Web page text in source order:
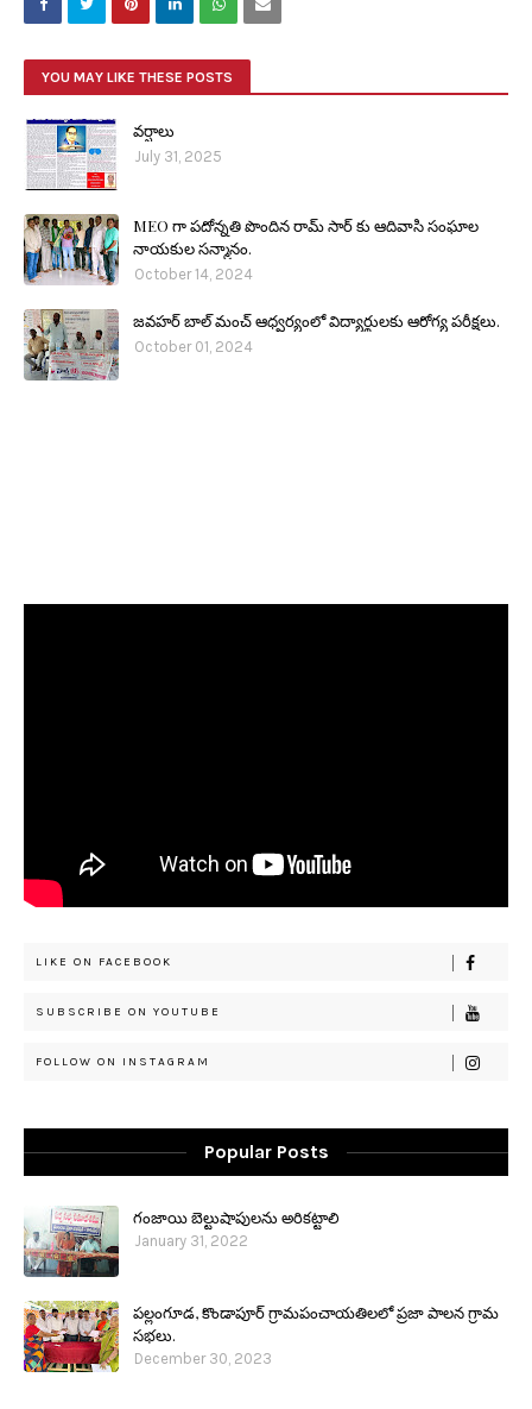
YOU MAY LIKE THESE POSTS
వర్షాలు
July 31, 2025
MEO గా పదోన్నతి పొందిన రామ్ సార్ కు ఆదివాసి సంఘాల
నాయకుల సన్మానం.
October 14, 2024
జవహర్ బాల్ మంచ్ ఆధ్వర్యంలో విద్యార్థులకు ఆరోగ్య పరీక్షలు.
October 01, 2024
LIKE ON FACEBOOK
SUBSCRIBE ON YOUTUBE
FOLLOW ON INSTAGRAM
Popular Posts
గంజాయి బెల్టుషాపులను అరికట్టాలి
January 31, 2022
పల్లంగూడ, కొండాపూర్ గ్రామపంచాయతిలలో ప్రజా పాలన గ్రామ
సభలు.
December 30, 2023